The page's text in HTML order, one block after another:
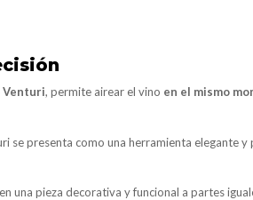
, permite airear el vino en el mismo
se presenta como una herramienta elegante y
pieza decorativa y funcional a partes